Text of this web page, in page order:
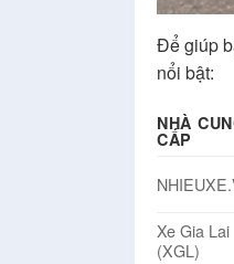
Để giúp
nổi bật:
NHÀ
CẤP
Xe Gia Lai
(XGL)